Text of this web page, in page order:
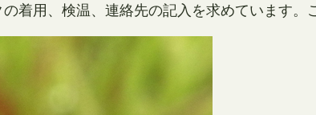
着用、検温、連絡先の記入を求めています。